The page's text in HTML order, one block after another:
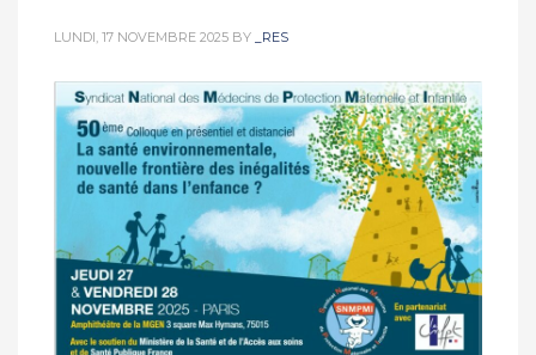
LUNDI, 17 NOVEMBRE 2025 BY _RES